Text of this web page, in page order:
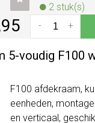
2 stuk(s)
+
-
5-voudig F100
F100 afdekraam,
eenheden,
en verticaal,